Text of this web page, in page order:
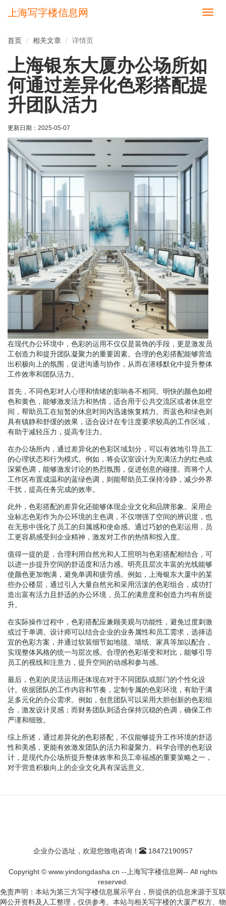
切
上海写字楼信息网
首页 相关文章 详情页
上海银东大厦办公场所如
何通过差异化色彩搭配提
升团队活力
更新日期： 2025-05-07
在现代办公环境中，色彩的运用不仅仅是装饰的手段，更是激发员
工创造力和提升团队凝聚力的重要因素。合理的色彩搭配能够营造
出积极向上的氛围，促进沟通与协作，从而在潜移默化中提升整体
工作效率和团队活力。
首先，不同色彩对人心理和情绪的影响各不相同。明快的颜色如橙
色和黄色，能够激发活力和热情，适合用于公共交流区或者休息空
间，帮助员工在短暂的休息时间内迅速恢复精力。而蓝色和绿色则
具有镇静和舒缓的效果，适合设计在专注度要求较高的工作区域，
有助于减轻压力，提高专注力。
在办公场所内，通过差异化的色彩区域划分，可以有效地引导员工
的心理状态和行为模式。例如，将会议室设计为充满活力的红色或
深紫色调，能够激发讨论的热烈氛围，促进创意的碰撞。而将个人
工作区布置成温和的蓝绿色调，则能帮助员工保持冷静，减少外界
干扰，提高任务完成的效率。
此外，色彩搭配的差异化还能够体现企业文化和品牌形象。采用企
业标志色彩作为办公环境的主色调，不仅增强了空间的辨识度，也
在无形中强化了员工的归属感和使命感。通过巧妙的色彩运用，员
工更容易感受到企业精神，激发对工作的热情和投入度。
值得一提的是，合理利用自然光和人工照明与色彩搭配相结合，可
以进一步提升空间的舒适度和活力感。明亮且层次丰富的光线能够
使颜色更加饱满，避免单调和疲劳感。例如，上海银东大厦中的某
些办公楼层，通过引入大量自然光和采用活泼的色彩组合，成功打
造出富有活力且舒适的办公环境，员工的满意度和创造力均有所提
升。
在实际操作过程中，色彩搭配应兼顾美观与功能性，避免过度刺激
或过于单调。设计师可以结合企业的业务属性和员工需求，选择适
宜的色彩方案，并通过软装细节如地毯、墙纸、家具等加以配合，
实现整体风格的统一与层次感。合理的色彩渐变和对比，能够引导
员工的视线和注意力，提升空间的动感和参与感。
最后，色彩的灵活运用还体现在对于不同团队或部门的个性化设
计。依据团队的工作内容和节奏，定制专属的色彩环境，有助于满
足多元化的办公需求。例如，创意团队可以采用大胆创新的色彩组
合，激发设计灵感；而财务团队则适合保持沉稳的色调，确保工作
严谨和细致。
综上所述，通过差异化的色彩搭配，不仅能够提升工作环境的舒适
性和美感，更能有效激发团队的活力和凝聚力。科学合理的色彩设
计，是现代办公场所提升整体效率和员工幸福感的重要策略之一，
对于营造积极向上的企业文化具有深远意义。
企业办公选址，欢迎您致电咨询！ 18472190957
Copyright © www.yindongdasha.cn --上海写字楼信息网-- All rights
reserved.
免责声明：本站为第三方写字楼信息展示平台，所提供的信息来源于互联
网公开资料及人工整理，仅供参考。本站与相关写字楼的大厦产权方、物